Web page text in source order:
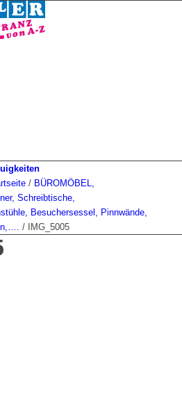
/ BÜROMÖBEL,
Schreibtische,
Besuchersessel, Pinnwände,
/ IMG_5005